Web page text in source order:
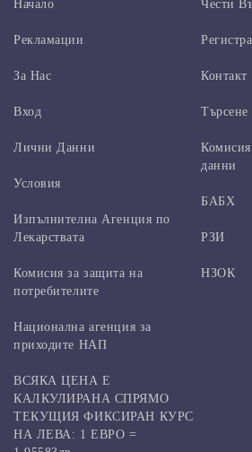
Начало
Рекламации
За Нас
Вход
Чести
Контакт
Търсене
Лични Данни
Условия
Изпълнителна Агенция по
Лекарствата
Комисия за защита на
потребителите
данни
БАБХ
РЗИ
НЗОК
Национална агенция за
приходите НАП
ВСЯКА ЦЕНА Е
КАЛКУЛИРАНА СПРЯМО
ТЕКУЩИЯ ФИКСИРАН КУРС
НА ЛЕВА: 1 ЕВРО =